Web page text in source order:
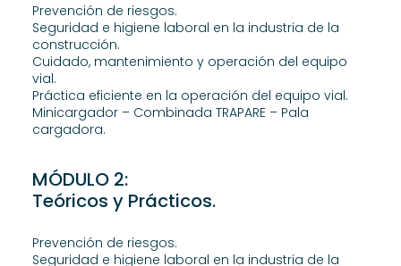
Prevención de riesgos.
Seguridad e higiene laboral en la industria de la
construcción.
Cuidado, mantenimiento y operación del equipo
vial.
Práctica eficiente en la operación del equipo vial.
Minicargador – Combinada TRAPARE – Pala
cargadora.
MÓDULO 2:
Teóricos y Prácticos.
Prevención de riesgos.
Seguridad e higiene laboral en la industria de la